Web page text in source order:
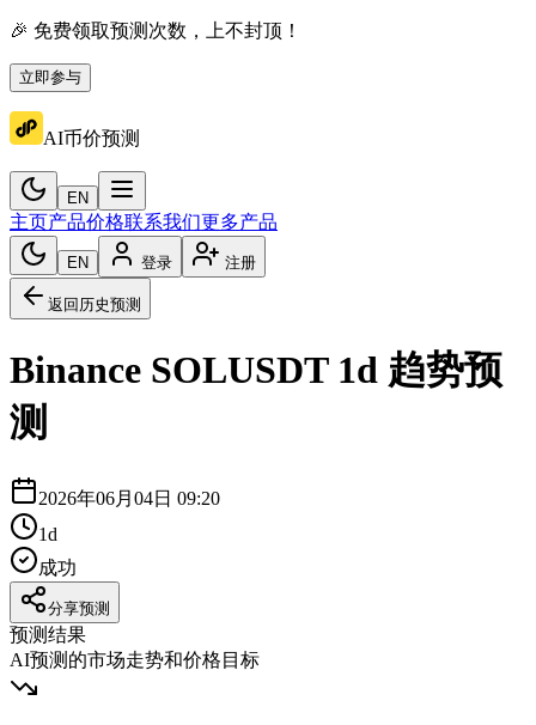
🎉 免费领取预测次数，上不封顶！
立即参与
AI币价预测
EN
主页产品价格联系我们更多产品
EN 登录 注册
返回历史预测
Binance SOLUSDT 1d 趋势预
测
2026年06月04日 09:20
1d
成功
分享预测
预测结果
AI预测的市场走势和价格目标